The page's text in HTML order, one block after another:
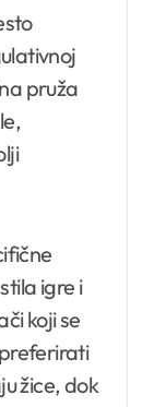
pruža
igre i
koji se
žice, dok